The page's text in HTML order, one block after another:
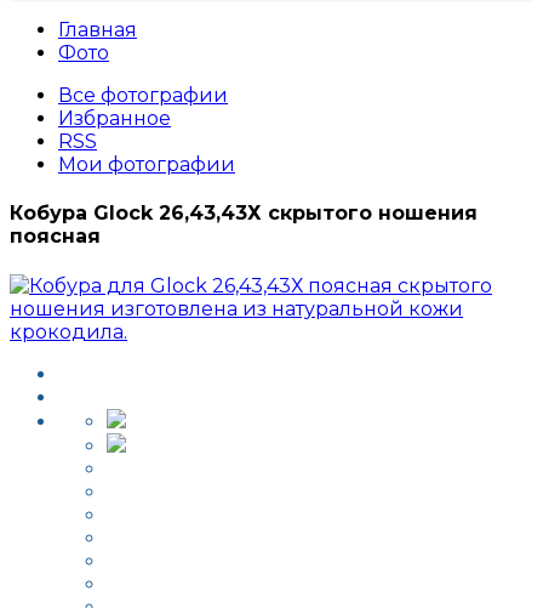
Главная
Фото
Все фотографии
Избранное
RSS
Мои фотографии
Кобура Glock 26,43,43Х скрытого ношения
поясная